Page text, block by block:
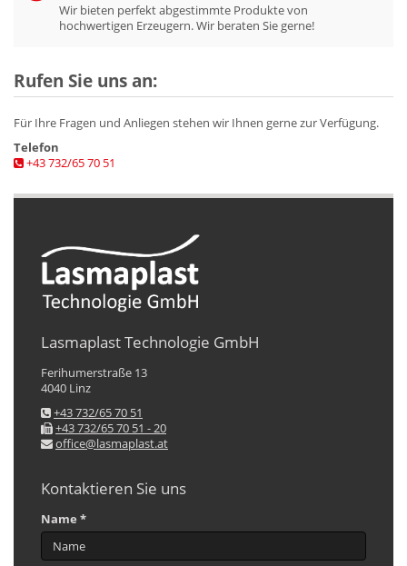
Wir bieten perfekt abgestimmte Produkte von
hochwertigen Erzeugern. Wir beraten Sie gerne!
Rufen Sie uns an:
Für Ihre Fragen und Anliegen stehen wir Ihnen gerne zur Verfügung.
Telefon
+43 732/65 70 51
Lasmaplast Technologie GmbH
Ferihumerstraße 13
4040 Linz
+43 732/65 70 51
+43 732/65 70 51 - 20
office@lasmaplast.at
Kontaktieren Sie uns
Name *